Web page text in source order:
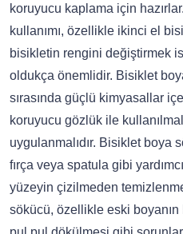
koruyucu kaplama için
kullanımı, özellikle ikinci el
bisikletin rengini değiştirmek
oldukça önemlidir. Bisiklet
sırasında güçlü kimyasallar
koruyucu gözlük ile
uygulanmalıdır. Bisiklet boya
fırça veya spatula gibi
yüzeyin çizilmeden
sökücü, özellikle eski boyanın